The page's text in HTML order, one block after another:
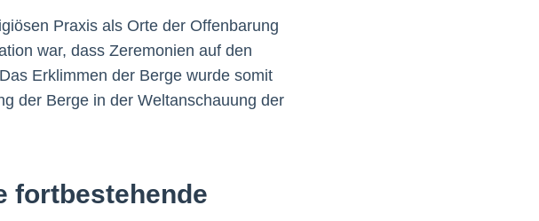
Praxis als Orte der Offenbarung
war, dass Zeremonien auf den
Erklimmen der Berge wurde somit
der Berge in der Weltanschauung der
fortbestehende